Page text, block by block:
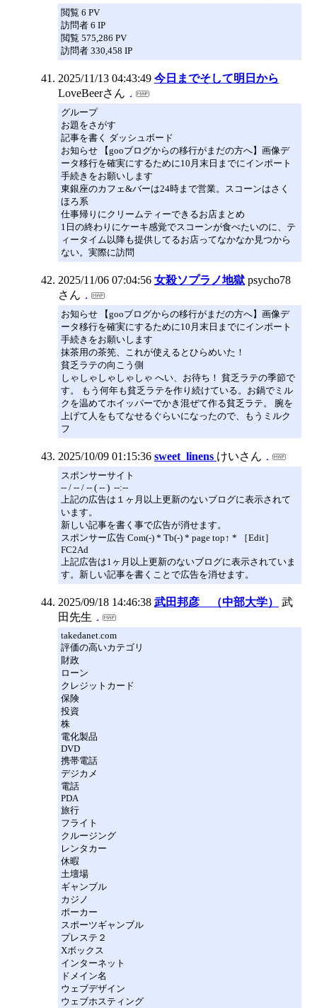
閲覧 6 PV
訪問者 6 IP
閲覧 575,286 PV
訪問者 330,458 IP
2025/11/13 04:43:49 今日までそして明日から
LoveBeerさん
グループ
お題をさがす
記事を書く ダッシュボード
お知らせ 【gooブログからの移行がまだの方へ】画像デ
ータ移行を確実にするために10月末日までにインポート
手続きをお願いします
東銀座のカフェ&バーは24時まで営業。スコーンはさく
ほろ系
仕事帰りにクリームティーできるお店まとめ
1日の終わりにケーキ感覚でスコーンが食べたいのに、テ
ィータイム以降も提供してるお店ってなかなか見つから
ない。実際に訪問
2025/11/06 07:04:56 女殺ソプラノ地獄 psycho78
さん
お知らせ 【gooブログからの移行がまだの方へ】画像デ
ータ移行を確実にするために10月末日までにインポート
手続きをお願いします
抹茶用の茶筅、これが使えるとひらめいた！
貧乏ラテの向こう側
しゃしゃしゃしゃしゃ へい、お待ち！ 貧乏ラテの季節で
す。 もう何年も貧乏ラテを作り続けている。お鍋でミル
クを温めてホイッパーでかき混ぜて作る貧乏ラテ。 腕を
上げて人をもてなせるぐらいになったので、もうミルク
フ
2025/10/09 01:15:36 sweet_linens けいさん
スポンサーサイト
-- / -- / -- ( -- ) --:--
上記の広告は１ヶ月以上更新のないブログに表示されて
います。
新しい記事を書く事で広告が消せます。
スポンサー広告 Com(-) * Tb(-) * page top↑ * ［Edit］
FC2Ad
上記広告は1ヶ月以上更新のないブログに表示されていま
す。新しい記事を書くことで広告を消せます。
2025/09/18 14:46:38 武田邦彦 （中部大学）
武
田先生
takedanet.com
評価の高いカテゴリ
財政
ローン
クレジットカード
保険
投資
株
電化製品
DVD
携帯電話
デジカメ
電話
PDA
旅行
フライト
クルージング
レンタカー
休暇
土壇場
ギャンブル
カジノ
ポーカー
スポーツギャンブル
プレステ２
Xボックス
インターネット
ドメイン名
ウェブデザイン
ウェブホスティング